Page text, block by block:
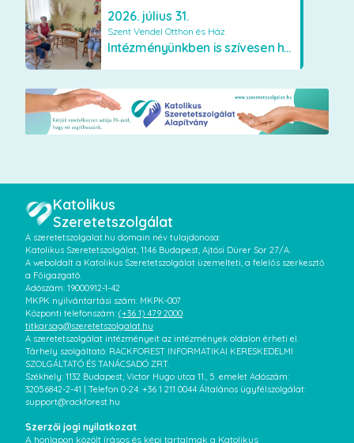
2026. július 31.
Szent Vendel Otthon és Ház
Intézményünkben is szívesen használják a VR szemüveget
Katolikus
Szeretetszolgálat
A szeretetszolgalat.hu domain név tulajdonosa:
Katolikus Szeretetszolgálat, 1146 Budapest, Ajtósi Dürer Sor 27/A.
A weboldalt a Katolikus Szeretetszolgálat üzemelteti, a felelős szerkesztő
a Főigazgató.
Adószám: 19000912-1-42
MKPK nyilvántartási szám: MKPK-007
Központi telefonszám: (+36 1) 479 2000
titkarsag@szeretetszolgalat.hu
A szeretetszolgálat intézményeit az intézmények oldalon érheti el.
Tárhely szolgáltató: RACKFOREST INFORMATIKAI KERESKEDELMI
SZOLGÁLTATÓ ÉS TANÁCSADÓ ZRT.
Székhely: 1132 Budapest, Victor Hugo utca 11., 5. emelet Adószám:
32056842-2-41 | Telefon 0-24: +36 1 211 0044 Általános ügyfélszolgálat:
support@rackforest.hu
Szerzői jogi nyilatkozat
A honlapon közölt írásos és képi tartalmak a Katolikus